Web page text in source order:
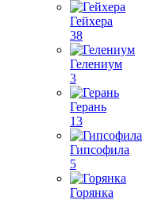
Гейхера
38
Гелениум
3
Герань
13
Гипсофила
5
Горянка